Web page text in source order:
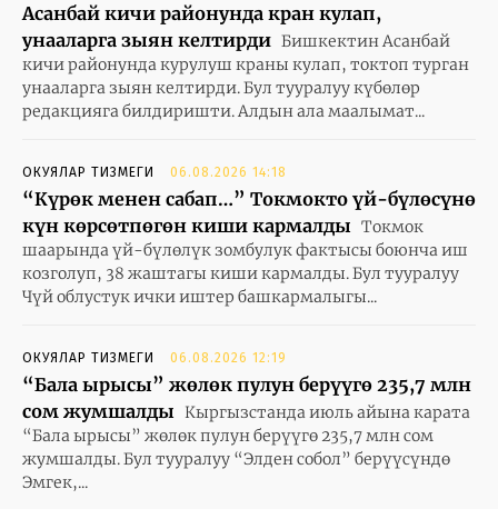
Асанбай кичи районунда кран кулап,
унааларга зыян келтирди Бишкектин Асанбай
кичи районунда курулуш краны кулап, токтоп турган
унааларга зыян келтирди. Бул тууралуу күбөлөр
редакцияга билдиришти. Алдын ала маалымат...
ОКУЯЛАР ТИЗМЕГИ 06.08.2026 14:18
“Күрөк менен сабап…” Токмокто үй-бүлөсүнө
күн көрсөтпөгөн киши кармалды Токмок
шаарында үй-бүлөлүк зомбулук фактысы боюнча иш
козголуп, 38 жаштагы киши кармалды. Бул тууралуу
Чүй облустук ички иштер башкармалыгы...
ОКУЯЛАР ТИЗМЕГИ 06.08.2026 12:19
“Бала ырысы” жөлөк пулун берүүгө 235,7 млн
сом жумшалды Кыргызстанда июль айына карата
“Бала ырысы” жөлөк пулун берүүгө 235,7 млн сом
жумшалды. Бул тууралуу “Элден собол” берүүсүндө
Эмгек,...